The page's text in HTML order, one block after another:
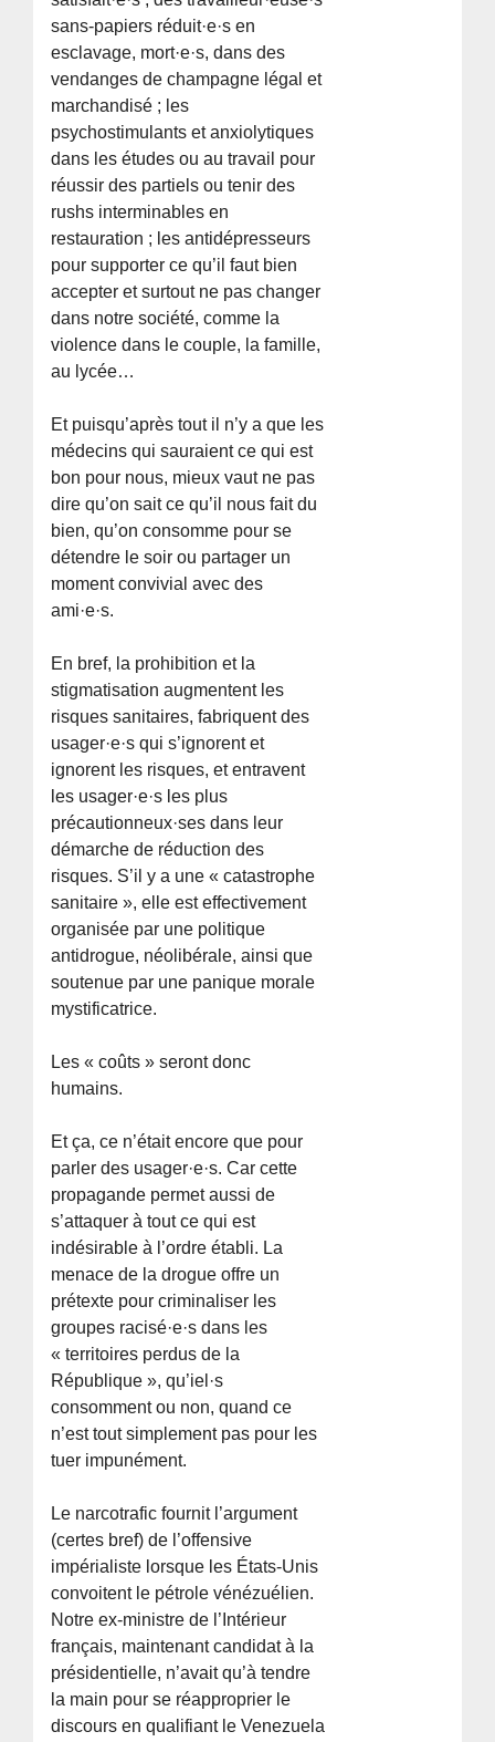
sans-papiers réduit·e·s en
esclavage, mort·e·s, dans des
vendanges de champagne légal et
marchandisé ; les
psychostimulants et anxiolytiques
dans les études ou au travail pour
réussir des partiels ou tenir des
rushs interminables en
restauration ; les antidépresseurs
pour supporter ce qu’il faut bien
accepter et surtout ne pas changer
dans notre société, comme la
violence dans le couple, la famille,
au lycée…
Et puisqu’après tout il n’y a que les
médecins qui sauraient ce qui est
bon pour nous, mieux vaut ne pas
dire qu’on sait ce qu’il nous fait du
bien, qu’on consomme pour se
détendre le soir ou partager un
moment convivial avec des
ami·e·s.
En bref, la prohibition et la
stigmatisation augmentent les
risques sanitaires, fabriquent des
usager·e·s qui s’ignorent et
ignorent les risques, et entravent
les usager·e·s les plus
précautionneux·ses dans leur
démarche de réduction des
risques. S’il y a une « catastrophe
sanitaire », elle est effectivement
organisée par une politique
antidrogue, néolibérale, ainsi que
soutenue par une panique morale
mystificatrice.
Les « coûts » seront donc
humains.
Et ça, ce n’était encore que pour
parler des usager·e·s. Car cette
propagande permet aussi de
s’attaquer à tout ce qui est
indésirable à l’ordre établi. La
menace de la drogue offre un
prétexte pour criminaliser les
groupes racisé·e·s dans les
« territoires perdus de la
République », qu’iel·s
consomment ou non, quand ce
n’est tout simplement pas pour les
tuer impunément.
Le narcotrafic fournit l’argument
(certes bref) de l’offensive
impérialiste lorsque les États-Unis
convoitent le pétrole vénézuélien.
Notre ex-ministre de l’Intérieur
français, maintenant candidat à la
présidentielle, n’avait qu’à tendre
la main pour se réapproprier le
discours en qualifiant le Venezuela